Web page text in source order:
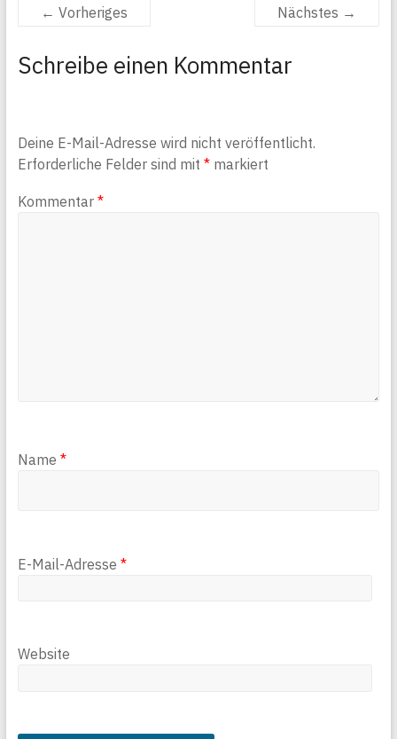
← Vorheriges Nächstes →
Schreibe einen Kommentar
Deine E-Mail-Adresse wird nicht veröffentlicht.
Erforderliche Felder sind mit *markiert
Kommentar *
Name *
E-Mail-Adresse *
Website